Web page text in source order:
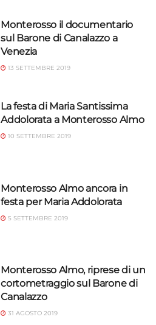
Monterosso il documentario
sul Barone di Canalazzo a
Venezia
13 SETTEMBRE 2019
La festa di Maria Santissima
Addolorata a Monterosso Almo
10 SETTEMBRE 2019
Monterosso Almo ancora in
festa per Maria Addolorata
5 SETTEMBRE 2019
Monterosso Almo, riprese di un
cortometraggio sul Barone di
Canalazzo
31 AGOSTO 2019